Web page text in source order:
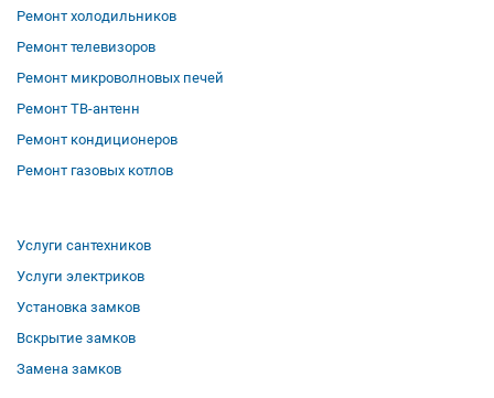
Ремонт холодильников
Ремонт телевизоров
Ремонт микроволновых печей
Ремонт ТВ-антенн
Ремонт кондиционеров
Ремонт газовых котлов
Услуги сантехников
Услуги электриков
Установка замков
Вскрытие замков
Замена замков